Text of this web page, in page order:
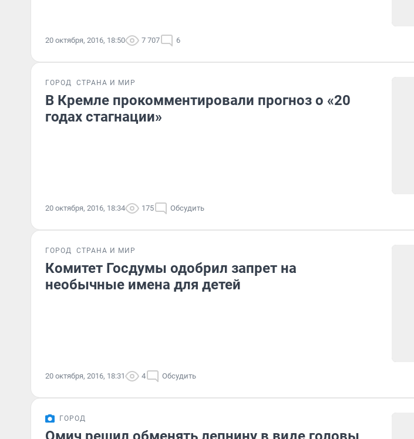
20 октября, 2016, 18:50 7 707 6
ГОРОД СТРАНА И МИР
В Кремле прокомментировали прогноз о «20
годах стагнации»
20 октября, 2016, 18:34 175 Обсудить
ГОРОД СТРАНА И МИР
Комитет Госдумы одобрил запрет на
необычные имена для детей
20 октября, 2016, 18:31 4 Обсудить
ГОРОД